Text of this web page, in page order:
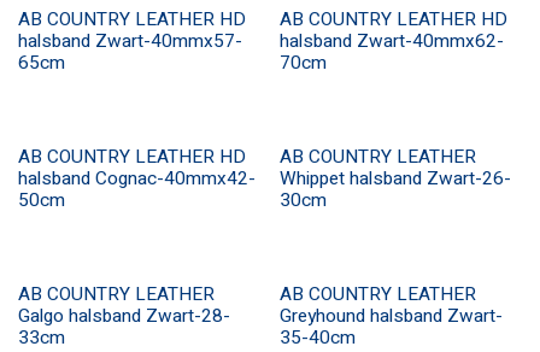
AB COUNTRY LEATHER HD
halsband Zwart-40mmx57-
65cm
AB COUNTRY LEATHER HD
halsband Zwart-40mmx62-
70cm
AB COUNTRY LEATHER HD
halsband Cognac-40mmx42-
50cm
AB COUNTRY LEATHER
Whippet halsband Zwart-26-
30cm
AB COUNTRY LEATHER
Galgo halsband Zwart-28-
33cm
AB COUNTRY LEATHER
Greyhound halsband Zwart-
35-40cm